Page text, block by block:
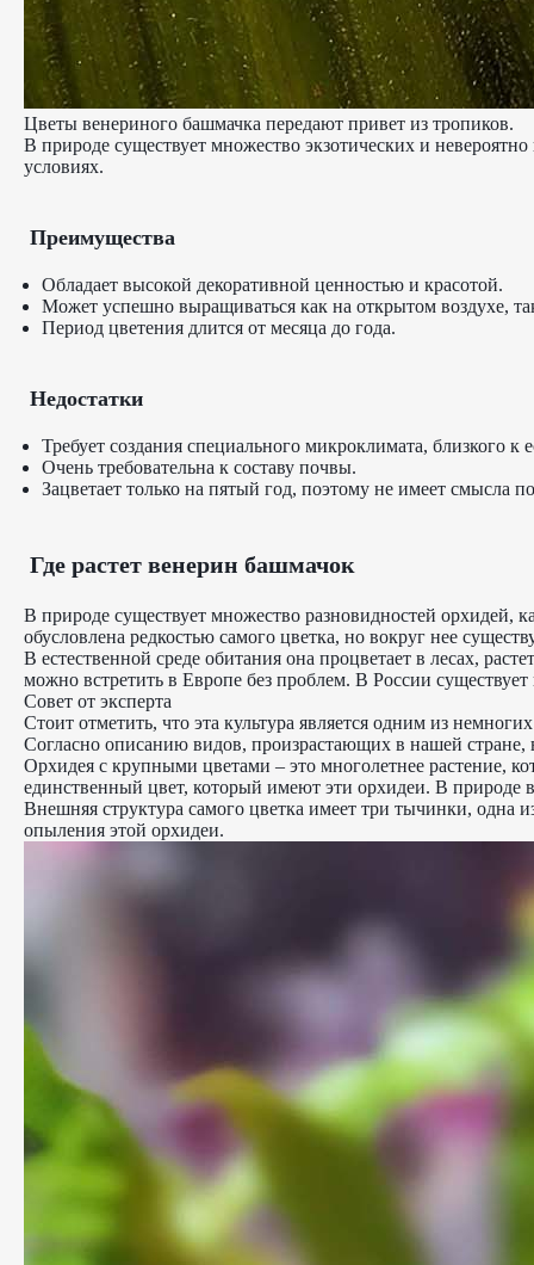
Цветы венериного башмачка передают привет из тропиков.
В природе существует множество экзотических и
условиях.
Преимущества
Обладает высокой декоративной ценностью и красотой.
Может успешно выращиваться как на открытом воздухе,
Период цветения длится от месяца до года.
Недостатки
Требует создания специального микроклимата, близкого к
Очень требовательна к составу почвы.
Зацветает только на пятый год, поэтому не имеет смысла
Где растет венерин башмачок
В природе существует множество разновидностей
обусловлена редкостью самого цветка, но вокруг нее
В естественной среде обитания она процветает в лесах,
можно встретить в Европе без проблем. В России
Совет от эксперта
Стоит отметить, что эта культура является одним из
Согласно описанию видов, произрастающих в нашей стране,
Орхидея с крупными цветами – это многолетнее растение,
единственный цвет, который имеют эти орхидеи. В природе
Внешняя структура самого цветка имеет три тычинки, одна
опыления этой орхидеи.